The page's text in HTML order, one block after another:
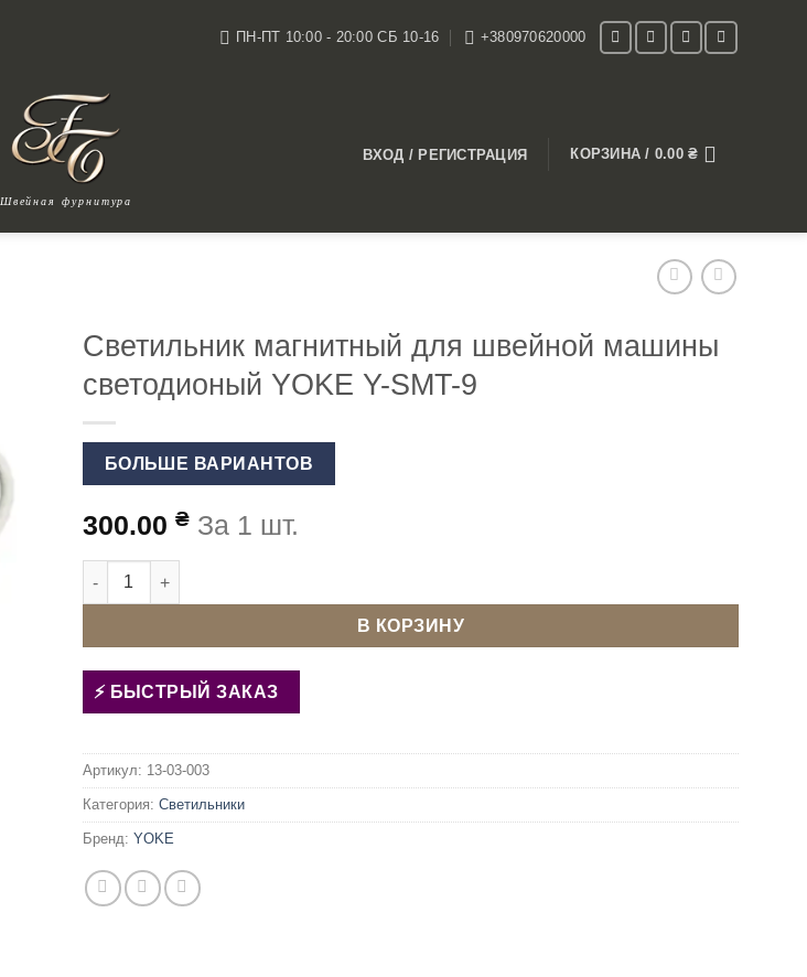
ПН-ПТ 10:00 - 20:00 СБ 10-16 +380970620000
Швейная фурнитура
ВХОД / РЕГИСТРАЦИЯ КОРЗИНА / 0.00₴
Светильник магнитный для швейной машины
светодионый YOKE Y-SMT-9
БОЛЬШЕ ВАРИАНТОВ
300.00 ₴ За 1 шт.
Количество товара Светильник магнитный для швейной машины светодионый YOKE Y-
В КОРЗИНУ
БЫСТРЫЙ ЗАКАЗ
Артикул: 13-03-003
Категория: Светильники
Бренд: YOKE